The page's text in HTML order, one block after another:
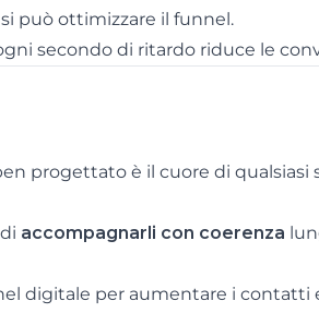
può ottimizzare il funnel.
secondo di ritardo riduce le
progettato è il cuore di
accompagnarli con coerenza
digitale per aumentare i contatti